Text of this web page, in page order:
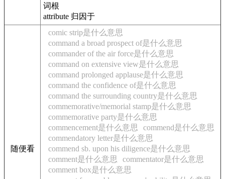
词根
attribute 归因于
随便看
comic strip是什么意思
command a broad prospect of是什么意思
commander of the air force是什么意思
command on extensive view是什么意思
command prolonged applause是什么意思
command the confidence of是什么意思
command the surrounding country是什么意思
commemorative/memorial stamp是什么意思
commemorative party是什么意思
commencement是什么意思
commend是什么意思
commendatory letter是什么意思
commend sb. upon his diligence是什么意思
comment是什么意思
commentator是什么意思
comment box是什么意思